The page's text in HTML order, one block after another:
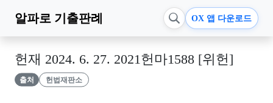
알파로 기출판례 OX 앱 다운로드
헌재 2024. 6. 27. 2021헌마1588 [위헌]
출처 헌법재판소